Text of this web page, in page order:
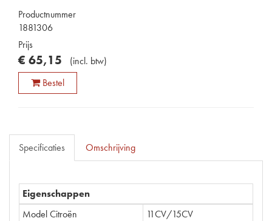
Productnummer
1881306
Prijs
€ 65,15 (incl. btw)
Bestel
Specificaties Omschrijving
Eigenschappen
Model Citroën
11CV/15CV